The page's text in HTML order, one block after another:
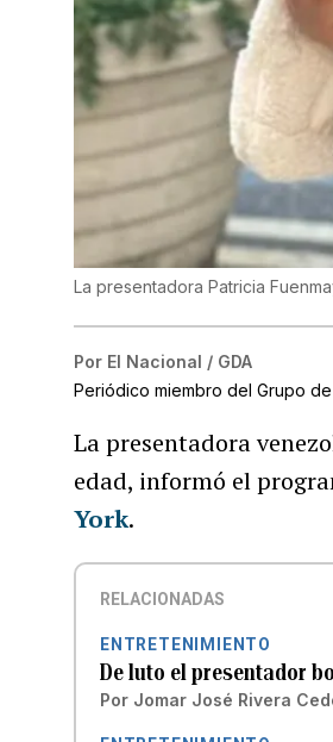
La presentadora Patricia
Por El Nacional / GDA
Periódico miembro del Grupo
La presentadora
edad, informó el
York.
RELACIONADAS
ENTRETENIMIENTO
De luto el presentador
Por Jomar José Rivera